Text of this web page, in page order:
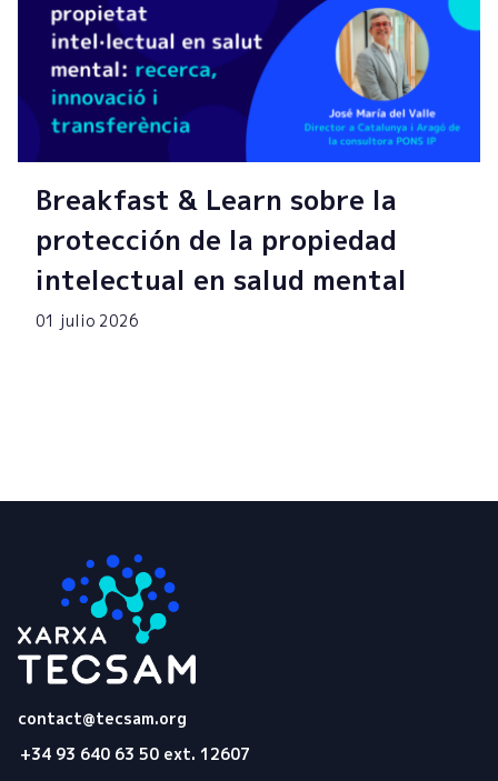
Breakfast & Learn sobre la
protección de la propiedad
intelectual en salud mental
01 julio 2026
contact@tecsam.org
+34 93 640 63 50 ext. 12607